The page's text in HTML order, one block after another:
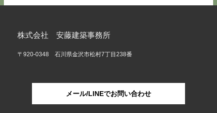
株式会社 安藤建築事務所
〒920-0348 石川県金沢市松村7丁目238番
メール/LINEでお問い合わせ